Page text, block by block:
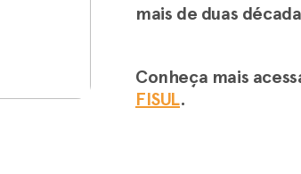
mais de duas
Conheça mais
FISUL.